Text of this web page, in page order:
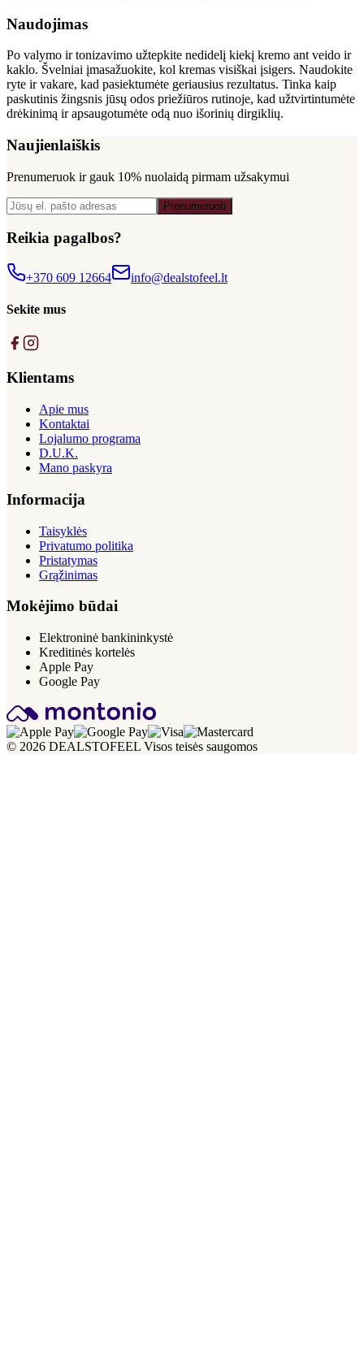
Naudojimas
Po valymo ir tonizavimo užtepkite nedidelį kiekį kremo ant veido ir
kaklo. Švelniai įmasažuokite, kol kremas visiškai įsigers. Naudokite
ryte ir vakare, kad pasiektumėte geriausius rezultatus. Tinka kaip
paskutinis žingsnis jūsų odos priežiūros rutinoje, kad užtvirtintumėte
drėkinimą ir apsaugotumėte odą nuo išorinių dirgiklių.
Naujienlaiškis
Prenumeruok ir gauk 10% nuolaidą pirmam užsakymui
Prenumeruoti
Reikia pagalbos?
+370 609 12664 info@dealstofeel.lt
Sekite mus
Klientams
Apie mus
Kontaktai
Lojalumo programa
D.U.K.
Mano paskyra
Informacija
Taisyklės
Privatumo politika
Pristatymas
Grąžinimas
Mokėjimo būdai
Elektroninė bankininkystė
Kreditinės kortelės
Apple Pay
Google Pay
© 2026 DEALSTOFEEL Visos teisės saugomos